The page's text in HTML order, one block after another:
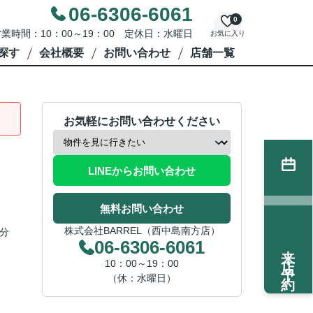
06-6306-6061
時間：10：00～19：00 定休日：水曜日 お気に入り
0
す 会社概要 お問い合わせ 店舗一覧
お気軽にお問い合わせください
LINEからお問い合わせ
無料お問い合わせ
株式会社BARREL（西中島南方店）
06-6306-6061
10：00～19：00
（休：水曜日）
来店予約